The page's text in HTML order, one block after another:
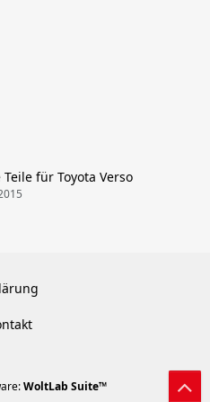
für Toyota Verso
WoltLab Suite™